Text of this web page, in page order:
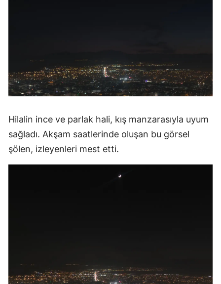
Hilalin ince ve parlak hali, kış manzarasıyla uyum
sağladı. Akşam saatlerinde oluşan bu görsel
şölen, izleyenleri mest etti.